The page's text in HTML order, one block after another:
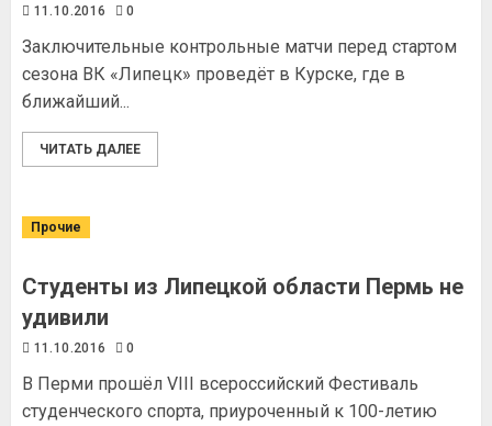
11.10.2016 0
Заключительные контрольные матчи перед стартом
сезона ВК «Липецк» проведёт в Курске, где в
ближайший...
ЧИТАТЬ ДАЛЕЕ
Прочие
Студенты из Липецкой области Пермь не
удивили
11.10.2016 0
В Перми прошёл VIII всероссийский Фестиваль
студенческого спорта, приуроченный к 100-летию